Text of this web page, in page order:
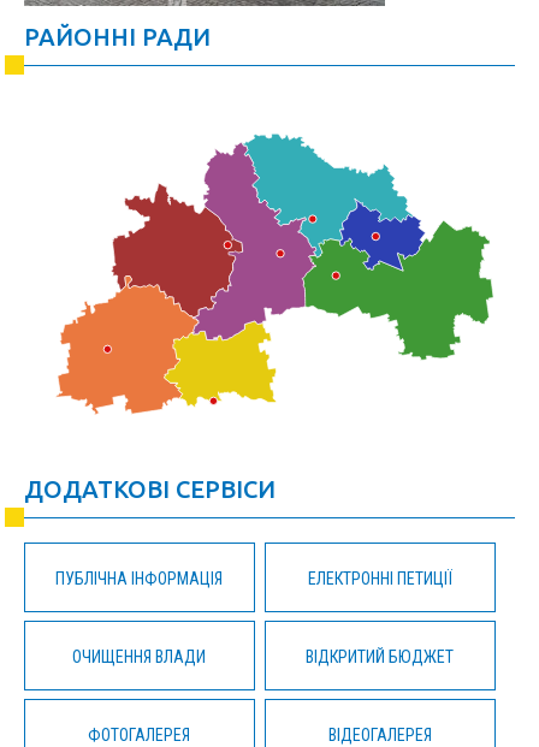
РАЙОННІ РАДИ
ДОДАТКОВІ СЕРВІСИ
ПУБЛІЧНА ІНФОРМАЦІЯ ЕЛЕКТРОННІ ПЕТИЦІЇ
ОЧИЩЕННЯ ВЛАДИ ВІДКРИТИЙ БЮДЖЕТ
ФОТОГАЛЕРЕЯ ВІДЕОГАЛЕРЕЯ